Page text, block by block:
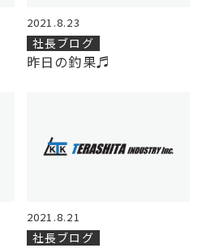
2021.8.23
社長ブログ
昨日の釣果♬
2021.8.21
社長ブログ